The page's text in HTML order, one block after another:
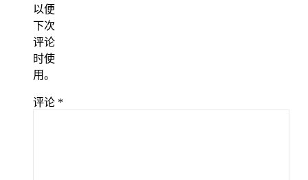
以便
下次
评论
时使
用。
评论 *